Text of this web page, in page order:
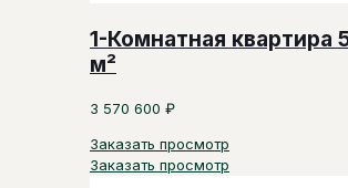
1-Комнатная квартира
м²
3 570 600 ₽
Заказать просмотр
Заказать просмотр